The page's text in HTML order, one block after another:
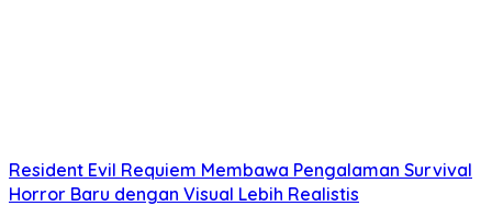
Resident Evil Requiem Membawa Pengalaman Survival
Horror Baru dengan Visual Lebih Realistis